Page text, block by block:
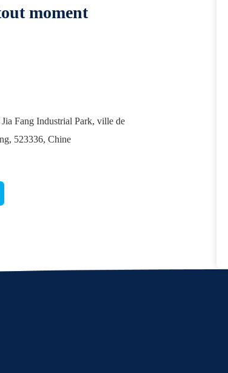
moment
Fang Industrial Park, ville de
523336, Chine